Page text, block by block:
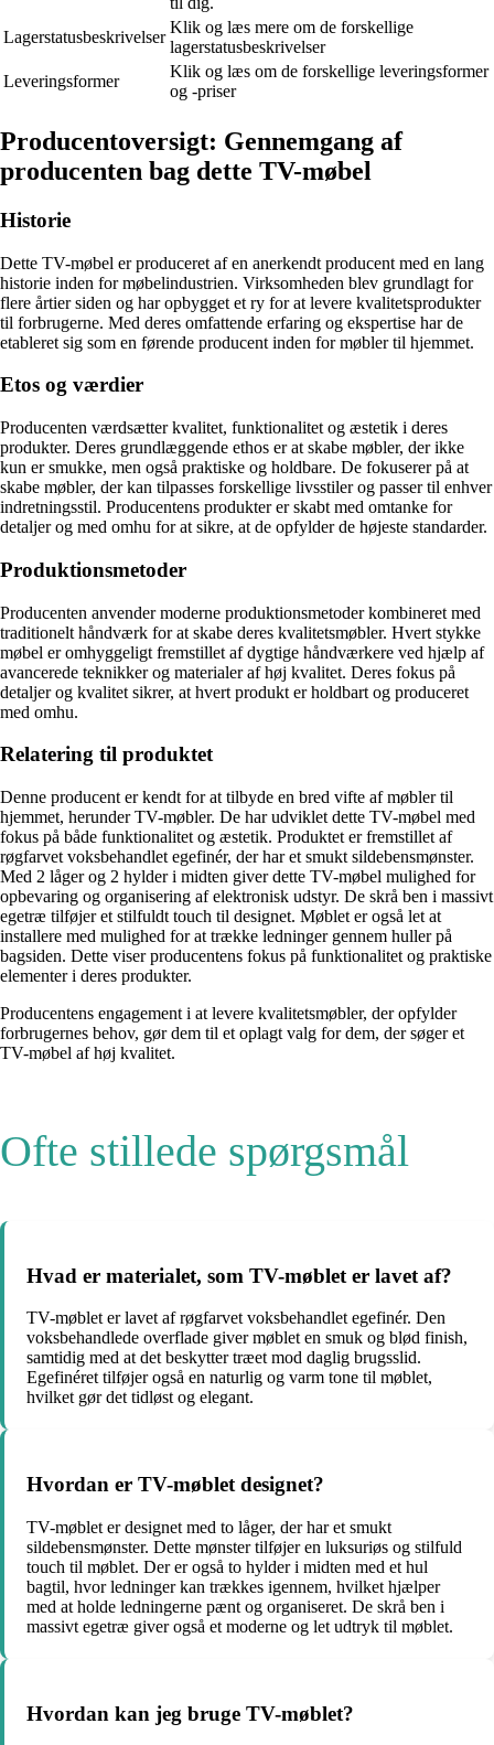
Lagerstatusbeskrivelser
Klik og læs mere om de forskellige
lagerstatusbeskrivelser
Leveringsformer
Klik og læs om de forskellige leveringsformer
og -priser
Producentoversigt: Gennemgang af
producenten bag dette TV-møbel
Historie
Dette TV-møbel er produceret af en anerkendt producent med en lang
historie inden for møbelindustrien. Virksomheden blev grundlagt for
flere årtier siden og har opbygget et ry for at levere kvalitetsprodukter
til forbrugerne. Med deres omfattende erfaring og ekspertise har de
etableret sig som en førende producent inden for møbler til hjemmet.
Etos og værdier
Producenten værdsætter kvalitet, funktionalitet og æstetik i deres
produkter. Deres grundlæggende ethos er at skabe møbler, der ikke
kun er smukke, men også praktiske og holdbare. De fokuserer på at
skabe møbler, der kan tilpasses forskellige livsstiler og passer til enhver
indretningsstil. Producentens produkter er skabt med omtanke for
detaljer og med omhu for at sikre, at de opfylder de højeste standarder.
Produktionsmetoder
Producenten anvender moderne produktionsmetoder kombineret med
traditionelt håndværk for at skabe deres kvalitetsmøbler. Hvert stykke
møbel er omhyggeligt fremstillet af dygtige håndværkere ved hjælp af
avancerede teknikker og materialer af høj kvalitet. Deres fokus på
detaljer og kvalitet sikrer, at hvert produkt er holdbart og produceret
med omhu.
Relatering til produktet
Denne producent er kendt for at tilbyde en bred vifte af møbler til
hjemmet, herunder TV-møbler. De har udviklet dette TV-møbel med
fokus på både funktionalitet og æstetik. Produktet er fremstillet af
røgfarvet voksbehandlet egefinér, der har et smukt sildebensmønster.
Med 2 låger og 2 hylder i midten giver dette TV-møbel mulighed for
opbevaring og organisering af elektronisk udstyr. De skrå ben i massivt
egetræ tilføjer et stilfuldt touch til designet. Møblet er også let at
installere med mulighed for at trække ledninger gennem huller på
bagsiden. Dette viser producentens fokus på funktionalitet og praktiske
elementer i deres produkter.
Producentens engagement i at levere kvalitetsmøbler, der opfylder
forbrugernes behov, gør dem til et oplagt valg for dem, der søger et
TV-møbel af høj kvalitet.
Ofte stillede spørgsmål
Hvad er materialet, som TV-møblet er lavet af?
TV-møblet er lavet af røgfarvet voksbehandlet egefinér. Den
voksbehandlede overflade giver møblet en smuk og blød finish,
samtidig med at det beskytter træet mod daglig brugsslid.
Egefinéret tilføjer også en naturlig og varm tone til møblet,
hvilket gør det tidløst og elegant.
Hvordan er TV-møblet designet?
TV-møblet er designet med to låger, der har et smukt
sildebensmønster. Dette mønster tilføjer en luksuriøs og stilfuld
touch til møblet. Der er også to hylder i midten med et hul
bagtil, hvor ledninger kan trækkes igennem, hvilket hjælper
med at holde ledningerne pænt og organiseret. De skrå ben i
massivt egetræ giver også et moderne og let udtryk til møblet.
Hvordan kan jeg bruge TV-møblet?